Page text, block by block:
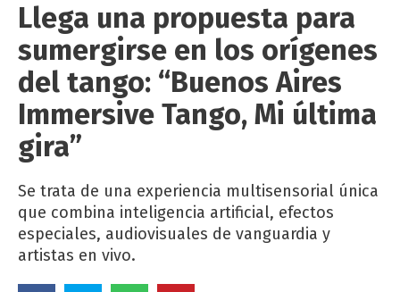
Llega una propuesta para
sumergirse en los orígenes
del tango: “Buenos Aires
Immersive Tango, Mi última
gira”
Se trata de una experiencia multisensorial única
que combina inteligencia artificial, efectos
especiales, audiovisuales de vanguardia y
artistas en vivo.